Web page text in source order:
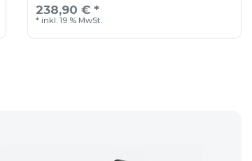
238,90 € *
* inkl. 19 % MwSt.